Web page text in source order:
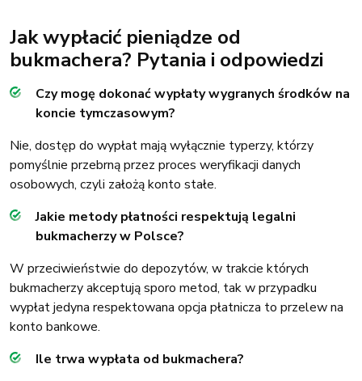
Jak wypłacić pieniądze od
bukmachera? Pytania i odpowiedzi
Czy mogę dokonać wypłaty wygranych środków na
koncie tymczasowym?
Nie, dostęp do wypłat mają wyłącznie typerzy, którzy
pomyślnie przebrną przez proces weryfikacji danych
osobowych, czyli założą konto stałe.
Jakie metody płatności respektują legalni
bukmacherzy w Polsce?
W przeciwieństwie do depozytów, w trakcie których
bukmacherzy akceptują sporo metod, tak w przypadku
wypłat jedyna respektowana opcja płatnicza to przelew na
konto bankowe.
Ile trwa wypłata od bukmachera?